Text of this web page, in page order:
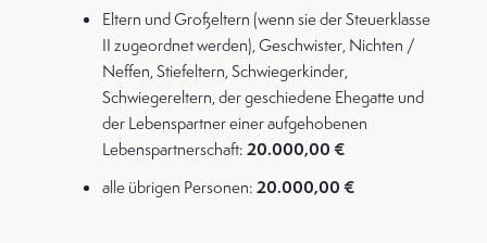
Eltern und Großeltern (wenn sie der Steuerklasse
II zugeordnet werden), Geschwister, Nichten /
Neffen, Stiefeltern, Schwiegerkinder,
Schwiegereltern, der geschiedene Ehegatte und
der Lebenspartner einer aufgehobenen
Lebenspartnerschaft: 20.000,00 €
alle übrigen Personen: 20.000,00 €